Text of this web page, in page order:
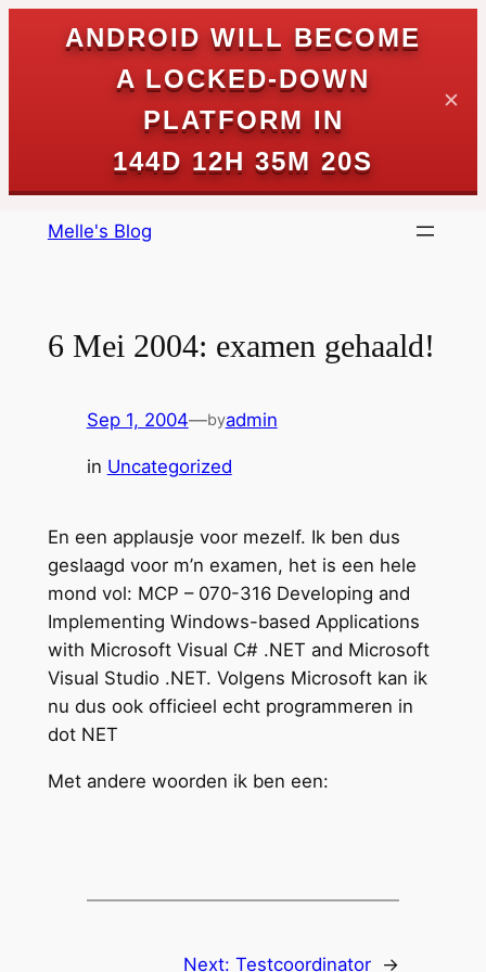
ANDROID WILL BECOME
A LOCKED-DOWN
PLATFORM IN
144D 12H 35M 19S
✕
Melle's Blog
6 Mei 2004: examen gehaald!
Sep 1, 2004—byadmin
in Uncategorized
En een applausje voor mezelf. Ik ben dus
geslaagd voor m’n examen, het is een hele
mond vol: MCP – 070-316 Developing and
Implementing Windows-based Applications
with Microsoft Visual C# .NET and Microsoft
Visual Studio .NET. Volgens Microsoft kan ik
nu dus ook officieel echt programmeren in
dot NET
Met andere woorden ik ben een:
Next:Testcoordinator →